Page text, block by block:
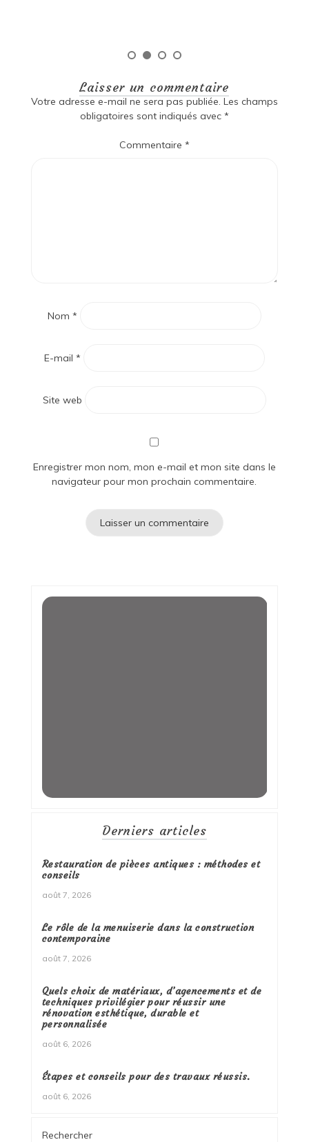
Laisser un commentaire
Votre adresse e-mail ne sera pas publiée. Les champs
obligatoires sont indiqués avec *
Commentaire *
Nom *
E-mail *
Site web
Enregistrer mon nom, mon e-mail et mon site dans le
navigateur pour mon prochain commentaire.
Derniers articles
Restauration de pièces antiques : méthodes et
conseils
août 7, 2026
Le rôle de la menuiserie dans la construction
contemporaine
août 7, 2026
Quels choix de matériaux, d’agencements et de
techniques privilégier pour réussir une
rénovation esthétique, durable et
personnalisée
août 6, 2026
Étapes et conseils pour des travaux réussis.
août 6, 2026
Rechercher